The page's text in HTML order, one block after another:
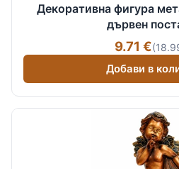
Декоративна фигура
дървен
9.71 €
Добави в